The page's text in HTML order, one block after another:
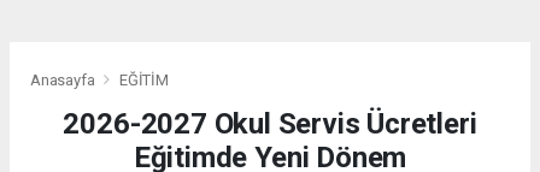
Anasayfa EĞİTİM
2026-2027 Okul Servis Ücretleri
Eğitimde Yeni Dönem